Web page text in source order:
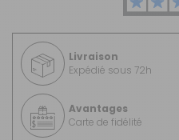
Livraison
Expédié sous 72h
Avantages
Carte de fidélité